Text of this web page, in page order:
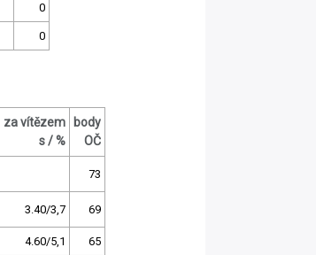
0
0
za vítězem
s / %
body
OČ
73
3.40/3,7 69
4.60/5,1 65